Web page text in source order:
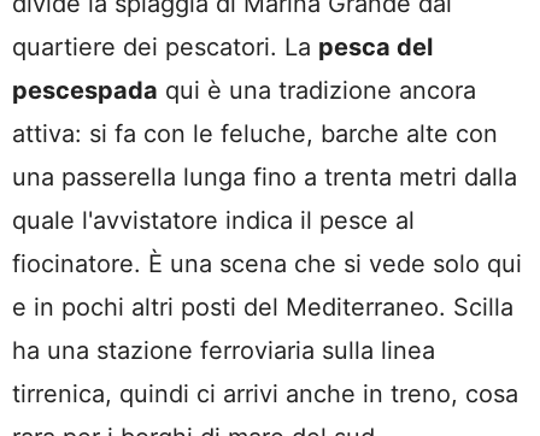
quartiere dei pescatori. La pesca del
pescespada qui è una tradizione ancora
attiva: si fa con le feluche, barche alte con
una passerella lunga fino a trenta metri dalla
quale l'avvistatore indica il pesce al
fiocinatore. È una scena che si vede solo qui
e in pochi altri posti del Mediterraneo. Scilla
ha una stazione ferroviaria sulla linea
tirrenica, quindi ci arrivi anche in treno, cosa